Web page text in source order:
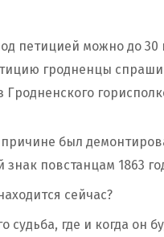
петицией можно до 30
гродненцы
Гродненского
был
знак повстанцам 1863
сейчас?
судьба, где и когда он